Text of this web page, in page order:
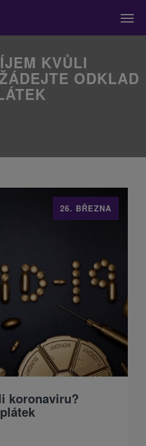
KVŮLI
ODKLAD
koronaviru?
26. BŘEZNA